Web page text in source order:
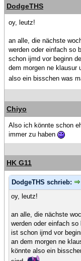
DodgeTHS
oy, leutz!
an alle, die nächste
werden oder einfach so
schon ijmd vor beginn
dem morgen ne klausur
also ein bisschen was
Chiyo
Also ich könnte schon
immer zu haben
HK G11
DodgeTHS schrieb:
oy, leutz!
an alle, die nächste
werden oder einfach
ist schon ijmd vor
an dem morgen ne
könnte also ein